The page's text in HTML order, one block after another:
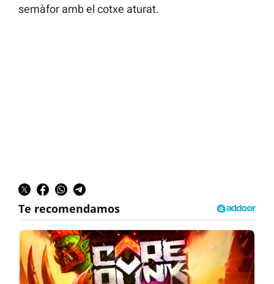
semàfor amb el cotxe aturat.